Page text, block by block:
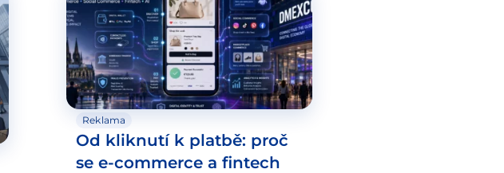
Reklama
Od kliknutí k platbě: proč
se e-commerce a fintech